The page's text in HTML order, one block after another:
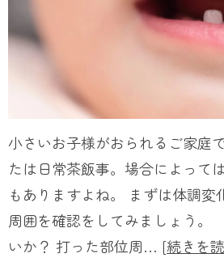
小さいお子様がおられるご家庭
たは日常茶飯事。場合によって
もありますよね。 まずは体調変
周囲を確認をしてみましょう。
いか？ 打った部位周… [続きを